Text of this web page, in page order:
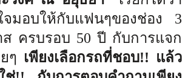
จมอบให้กับแฟนๆของช่อง 3
ส ครบรอบ 50 ปี กับการแจก
ๆ เพียงเลือกรถที่ชอบ!! แล้ว